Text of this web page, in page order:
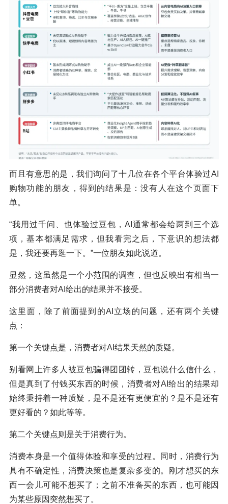
而且有意思的是，我们询问了十几位在各个平台体验过AI
购物功能的朋友，得到的结果是：没有人在这个页面下
单。
“我用过千问、也体验过豆包，AI通常都会给两到三个选
项，基本都满足需求，但我看完之后，下意识的想法都
是，我还要再逛一下。”一位朋友如此说道。
显然，这虽然是一个小范围的调查，但也反映出有相当一
部分消费者对AI给出的结果并不接受。
这里面，除了前面提到的AI立场的问题，还有两个关键
点：
第一个关键点是，消费者对AI结果天然的质疑。
别看网上许多人被豆包骗得团团转，豆包说什么信什么，
但是真到了付钱买东西的时候，消费者对AI给出的结果却
始终秉持着一种质疑，是不是还有更便宜的？是不是还有
更好看的？如此等等。
第二个关键点则是关于消费行为。
消费本身是一个值得体验和享受的过程。同时，消费行为
具有不确定性，消费决策也是复杂多变的。刚才想买的东
西一会儿可能不想买了；之前不准备买的东西，也可能因
为某些原因突然想买了。